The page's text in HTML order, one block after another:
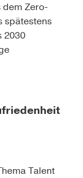
dem Zero-
spätestens
2030
Talent